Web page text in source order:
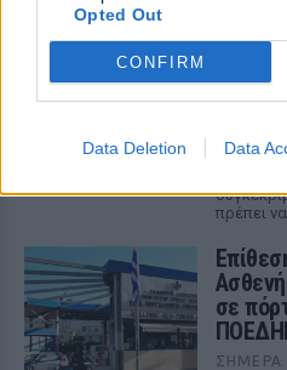
Opted Out
CONFIRM
Data Deletion Data
οι
ΣΉΜΕΡΑ
Ο
πρέπει
σε
ΣΉΜΕΡΑ